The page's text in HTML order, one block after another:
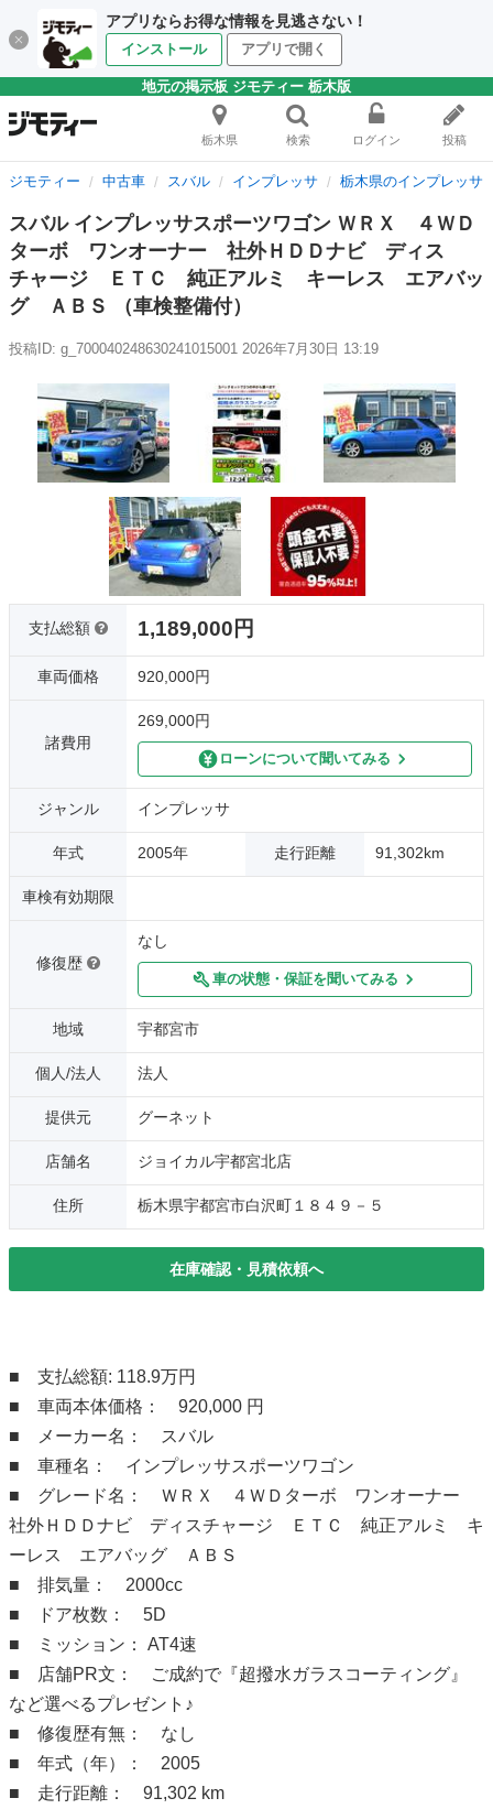
アプリならお得な情報を見逃さない！
インストール アプリで開く
地元の掲示板 ジモティー 栃木版
栃木県 検索 ログイン 投稿
ジモティー 中古車 スバル インプレッサ 栃木県のインプレッサ
スバル インプレッサスポーツワゴン ＷＲＸ ４ＷＤ
ターボ ワンオーナー 社外ＨＤＤナビ ディス
チャージ ＥＴＣ 純正アルミ キーレス エアバッ
グ ＡＢＳ （車検整備付）
投稿ID: g_700040248630241015001 2026年7月30日 13:19
支払総額 1,189,000円
車両価格 920,000円
諸費用
269,000円
ローンについて聞いてみる
ジャンル インプレッサ
年式 2005年 走行距離 91,302km
車検有効期限
修復歴
なし
車の状態・保証を聞いてみる
地域 宇都宮市
個人/法人 法人
提供元 グーネット
店舗名 ジョイカル宇都宮北店
住所 栃木県宇都宮市白沢町１８４９－５
在庫確認・見積依頼へ
■ 支払総額: 118.9万円
■ 車両本体価格： 920,000 円
■ メーカー名： スバル
■ 車種名： インプレッサスポーツワゴン
■ グレード名： ＷＲＸ ４ＷＤターボ ワンオーナー
社外ＨＤＤナビ ディスチャージ ＥＴＣ 純正アルミ キ
ーレス エアバッグ ＡＢＳ
■ 排気量： 2000cc
■ ドア枚数： 5D
■ ミッション： AT4速
■ 店舗PR文： ご成約で『超撥水ガラスコーティング』
など選べるプレゼント♪
■ 修復歴有無： なし
■ 年式（年）： 2005
■ 走行距離： 91,302 km